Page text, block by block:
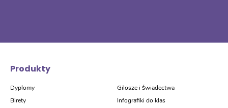
Produkty
Dyplomy
Birety
Gilosze i świadectwa
Infografiki do klas